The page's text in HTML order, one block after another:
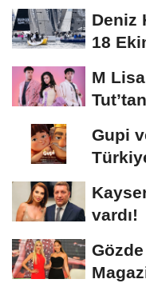
Deniz
18
M
Gupi
vardı!